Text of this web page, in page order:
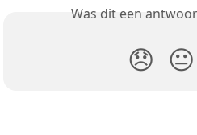
Was dit een
😞 😐